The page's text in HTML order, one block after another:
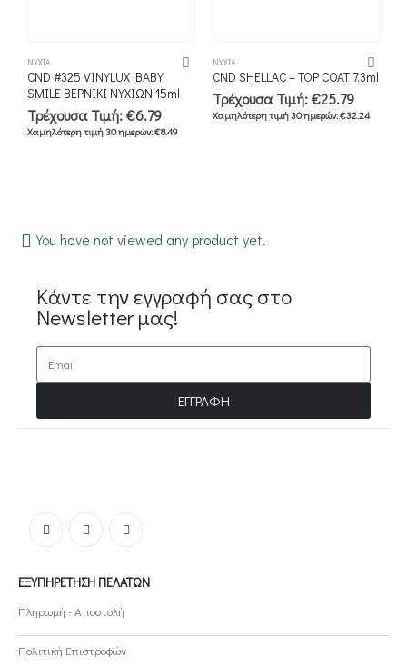
ΝΎΧΙΑ
CND #325 VINYLUX BABY
SMILE ΒΕΡΝΙΚΙ ΝΥΧΙΩΝ 15ml
Τρέχουσα Τιμή:€6.79
Χαμηλότερη τιμή 30 ημερών:€8.49
ΝΎΧΙΑ
CND SHELLAC – TOP COAT 7.3ml
Τρέχουσα Τιμή:€25.79
Χαμηλότερη τιμή 30 ημερών:€32.24
You have not viewed any product yet.
Κάντε την εγγραφή σας στο
Newsletter μας!
ΕΓΓΡΑΦΗ
ΕΞΥΠΗΡΈΤΗΣΗ ΠΕΛΑΤΏΝ
Πληρωμή - Αποστολή
Πολιτική Επιστροφών